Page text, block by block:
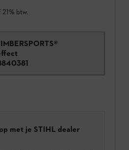
21% btw.
met je STIHL dealer